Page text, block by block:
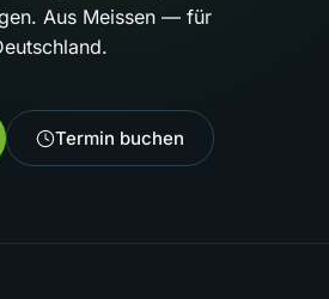
Aus Meissen — für
Termin buchen